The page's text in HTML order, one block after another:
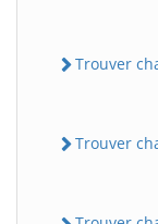
Trouver
Trouver